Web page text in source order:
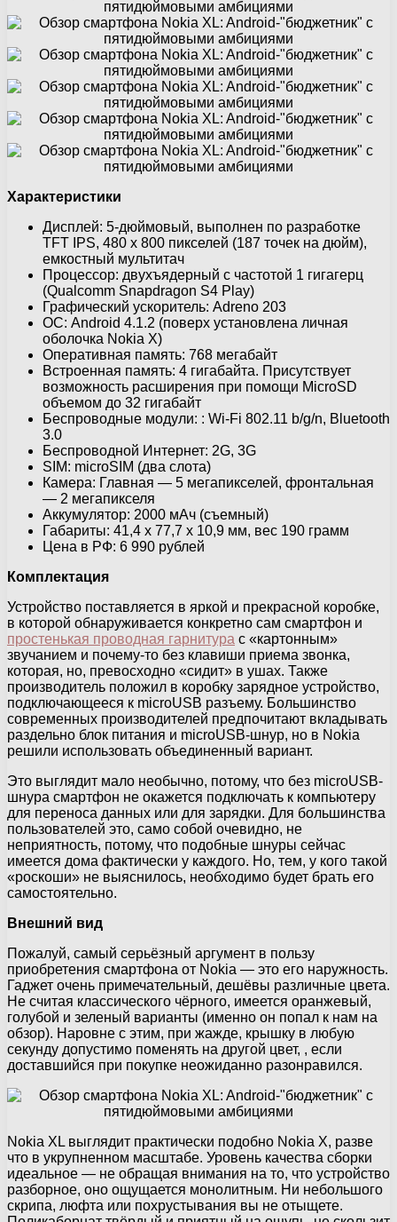
Характеристики
Дисплей: 5-дюймовый, выполнен по разработке
TFT IPS, 480 x 800 пикселей (187 точек на дюйм),
емкостный мультитач
Процессор: двухъядерный с частотой 1 гигагерц
(Qualcomm Snapdragon S4 Play)
Графический ускоритель: Adreno 203
ОС: Android 4.1.2 (поверх установлена личная
оболочка Nokia X)
Оперативная память: 768 мегабайт
Встроенная память: 4 гигабайта. Присутствует
возможность расширения при помощи MicroSD
объемом до 32 гигабайт
Беспроводные модули: : Wi-Fi 802.11 b/g/n, Bluetooth
3.0
Беспроводной Интернет: 2G, 3G
SIM: microSIM (два слота)
Камера: Главная — 5 мегапикселей, фронтальная
— 2 мегапикселя
Аккумулятор: 2000 мАч (съемный)
Габариты: 41,4 x 77,7 x 10,9 мм, вес 190 грамм
Цена в РФ: 6 990 рублей
Комплектация
Устройство поставляется в яркой и прекрасной коробке,
в которой обнаруживается конкретно сам смартфон и
простенькая проводная гарнитура с «картонным»
звучанием и почему-то без клавиши приема звонка,
которая, но, превосходно «сидит» в ушах. Также
производитель положил в коробку зарядное устройство,
подключающееся к microUSB разъему. Большинство
современных производителей предпочитают вкладывать
раздельно блок питания и microUSB-шнур, но в Nokia
решили использовать объединенный вариант.
Это выглядит мало необычно, потому, что без microUSB-
шнура смартфон не окажется подключать к компьютеру
для переноса данных или для зарядки. Для большинства
пользователей это, само собой очевидно, не
неприятность, потому, что подобные шнуры сейчас
имеется дома фактически у каждого. Но, тем, у кого такой
«роскоши» не выяснилось, необходимо будет брать его
самостоятельно.
Внешний вид
Пожалуй, самый серьёзный аргумент в пользу
приобретения смартфона от Nokia — это его наружность.
Гаджет очень примечательный, дешёвы различные цвета.
Не считая классического чёрного, имеется оранжевый,
голубой и зеленый варианты (именно он попал к нам на
обзор). Наровне с этим, при жажде, крышку в любую
секунду допустимо поменять на другой цвет, , если
доставшийся при покупке неожиданно разонравился.
Nokia XL выглядит практически подобно Nokia X, разве
что в укрупненном масштабе. Уровень качества сборки
идеальное — не обращая внимания на то, что устройство
разборное, оно ощущается монолитным. Ни небольшого
скрипа, люфта или похрустывания вы не отыщете.